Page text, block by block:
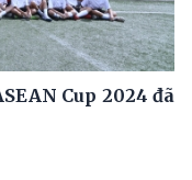
Cup 2024 đã